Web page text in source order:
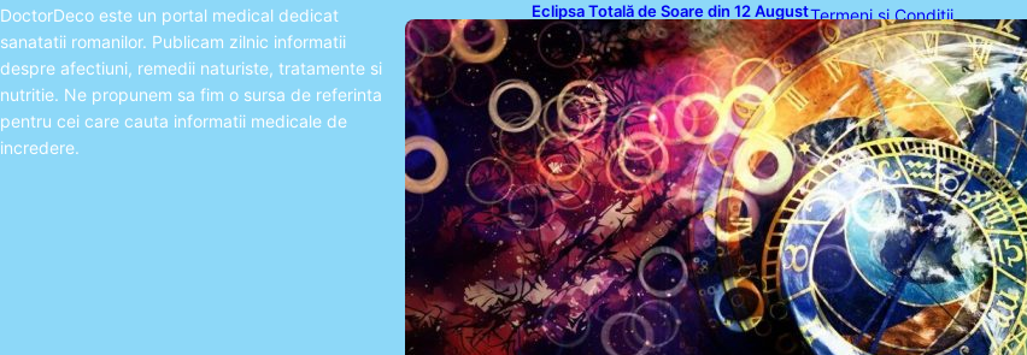
DoctorDeco este un portal medical dedicat
sanatatii romanilor. Publicam zilnic informatii
despre afectiuni, remedii naturiste, tratamente si
nutritie. Ne propunem sa fim o sursa de referinta
pentru cei care cauta informatii medicale de
incredere.
Eclipsa Totală de Soare din 12 August
2026: O Analiză a Impactului asupra
Trei Zodii și a Ciclului de 18 Ani
Termeni și Condiții
Politica de Confidențialitate
Politica de Cookies
Disclaimer
Contact